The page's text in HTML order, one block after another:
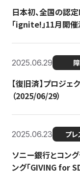
日本初、全国の認
「ignite!」11月開
2025.06.29
【復旧済】プロジ
（2025/06/29）
2025.06.23 プレ
ソニー銀行とコン
ング「GIVING for